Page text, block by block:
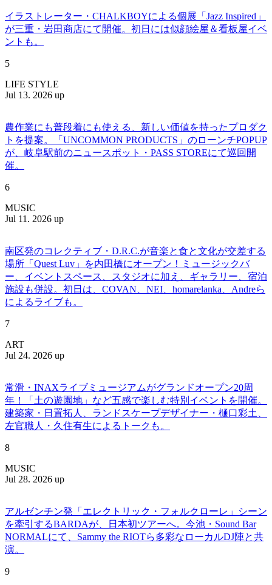
イラストレーター・CHALKBOYによる個展「Jazz Inspired」
が三重・岩田商店にて開催。初日には似顔絵屋＆看板屋イベ
ントも。
5
LIFE STYLE
Jul 13. 2026 up
農作業にも普段着にも使える、新しい価値を持ったプロダク
トを提案。「UNCOMMON PRODUCTS」のローンチPOPUP
が、岐阜駅前のニュースポット・PASS STOREにて巡回開
催。
6
MUSIC
Jul 11. 2026 up
南区発のコレクティブ・D.R.C.が⾳楽と⾷と⽂化が交差する
場所「Quest Luv」を内田橋にオープン！ミュージックバ
ー、イベントスペース、スタジオに加え、ギャラリー、宿泊
施設も併設。初日は、COVAN、NEI、homarelanka、Andreら
によるライブも。
7
ART
Jul 24. 2026 up
常滑・INAXライブミュージアムがグランドオープン20周
年！「土の遊園地」など五感で楽しむ特別イベントを開催。
建築家・日置拓人、ランドスケープデザイナー・樋口彩土、
左官職人・久住有生によるトークも。
8
MUSIC
Jul 28. 2026 up
アルゼンチン発「エレクトリック・フォルクローレ」シーン
を牽引するBARDAが、日本初ツアーへ。今池・Sound Bar
NORMALにて、Sammy the RIOTら多彩なローカルDJ陣と共
演。
9